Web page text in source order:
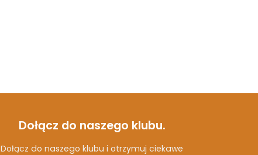
Dołącz do naszego klubu.
Dołącz do naszego klubu i otrzymuj ciekawe